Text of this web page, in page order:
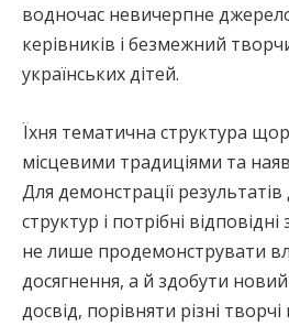
водночас невичерпне
керівників і безмежний
українських дітей.
Їхня тематична структура
місцевими традиціями та
Для демонстрації результатів
структур і потрібні
не лише продемонструвати
досягнення, а й здобути
досвід, порівняти різні